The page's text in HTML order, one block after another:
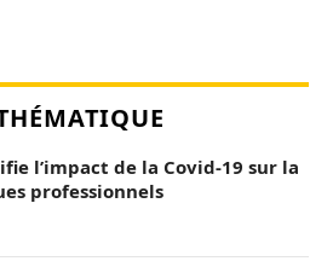
l’impact de la Covid-19 sur la
professionnels